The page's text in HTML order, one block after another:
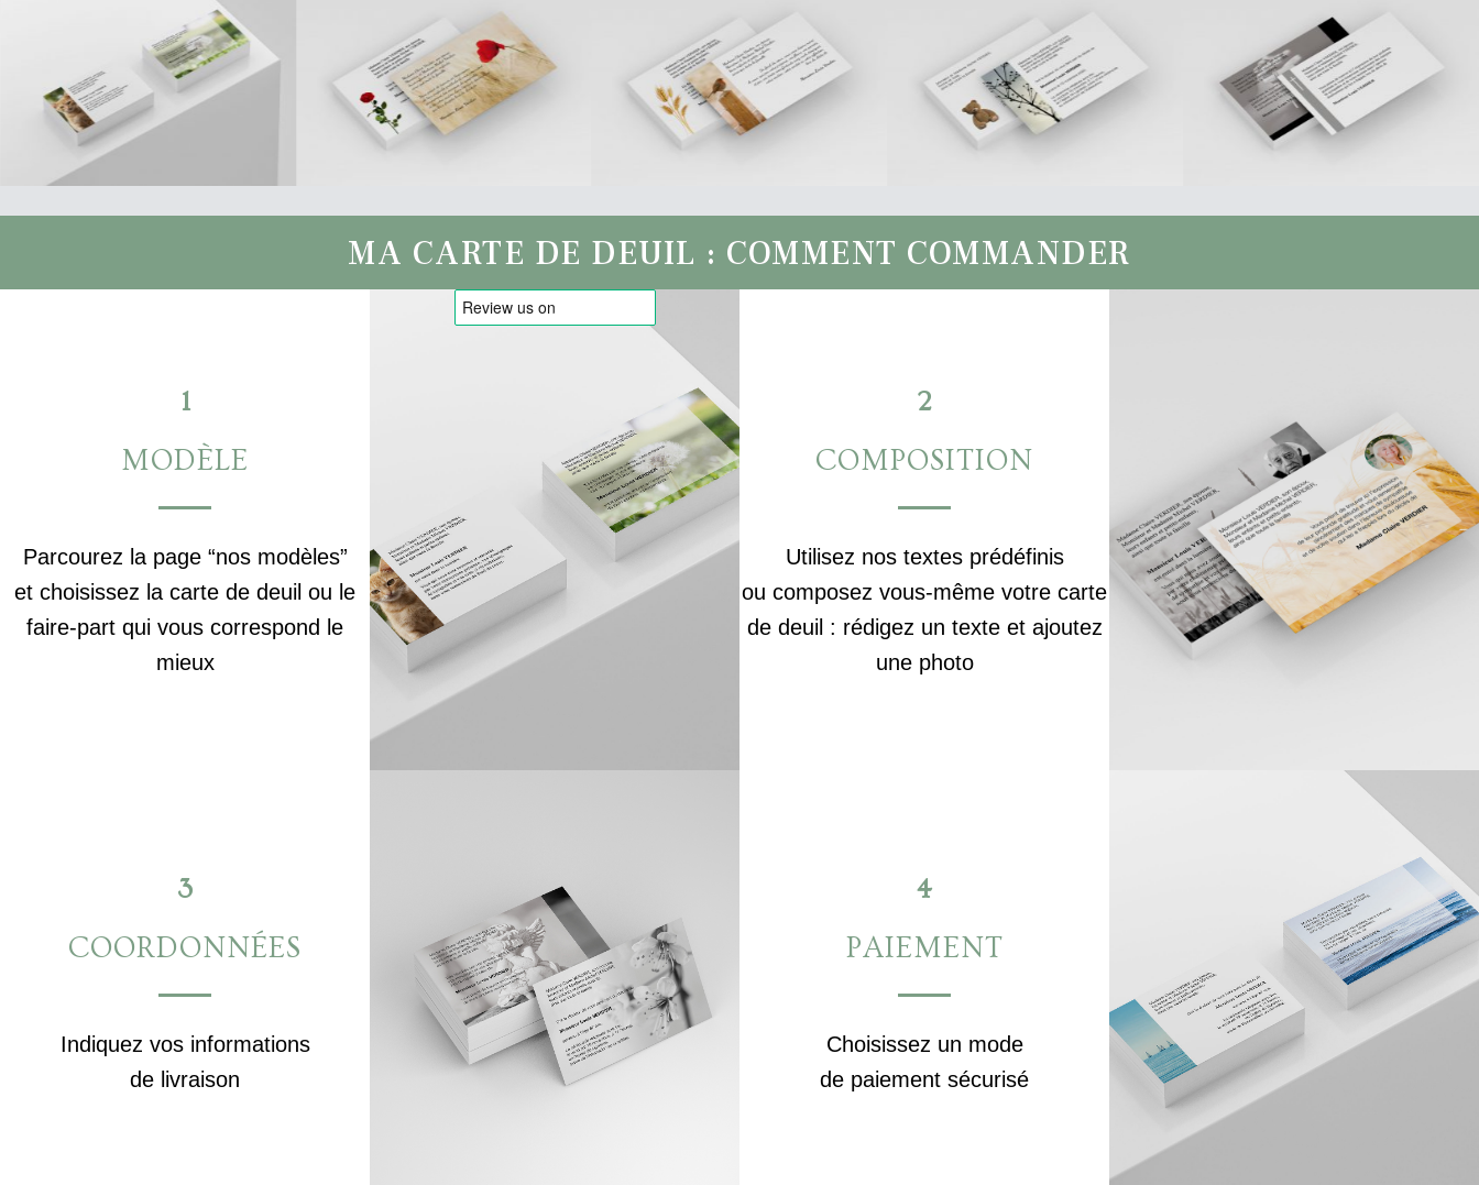
MA CARTE DE DEUIL : COMMENT COMMANDER
1
MODÈLE
Parcourez la page “nos modèles”
et choisissez la carte de deuil ou le
faire-part qui vous correspond le
mieux
2
COMPOSITION
Utilisez nos textes prédéfinis
ou composez vous-même votre carte
de deuil : rédigez un texte et ajoutez
une photo
3
COORDONNÉES
Indiquez vos informations
de livraison
4
PAIEMENT
Choisissez un mode
de paiement sécurisé